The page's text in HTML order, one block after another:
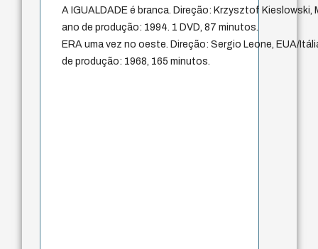
A IGUALDADE é branca. Direção: Krzysztof Kieslowski,
ano de produção: 1994. 1 DVD, 87 minutos.
ERA uma vez no oeste. Direção: Sergio Leone, EUA/
de produção: 1968, 165 minutos.